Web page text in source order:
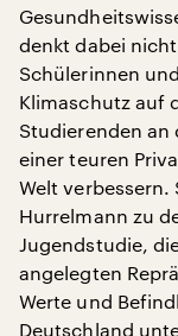
denkt dabei
Schülerinnen
Klimaschutz auf
Studierenden an
einer teuren
Welt verbessern.
Hurrelmann zu
Jugendstudie,
angelegten
Werte und
Deutschland